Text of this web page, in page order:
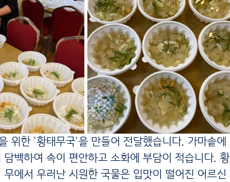
위한 '황태무국'을 만들어 전달했습니다. 가마솥에
백하여 속이 편안하고 소화에 부담이 적습니다. 황
에서 우러난 시원한 국물은 입맛이 떨어진 어르신